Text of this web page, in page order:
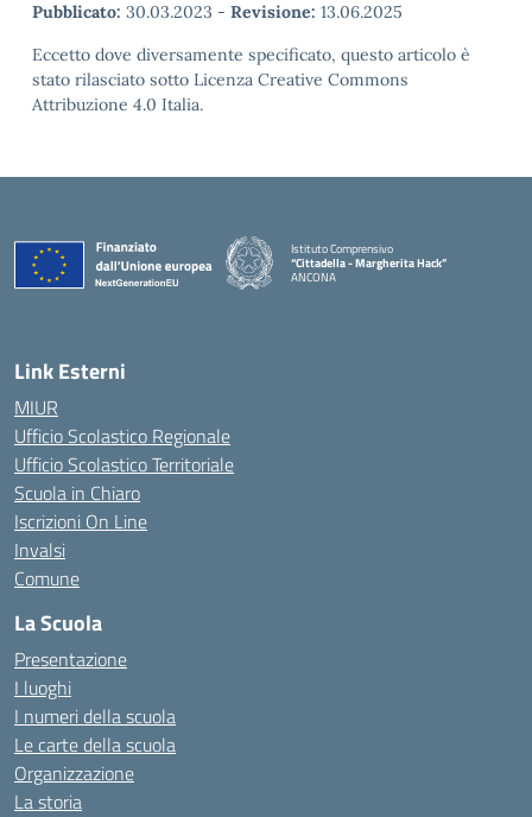
Pubblicato: 30.03.2023 - Revisione: 13.06.2025
Eccetto dove diversamente specificato, questo articolo è
stato rilasciato sotto Licenza Creative Commons
Attribuzione 4.0 Italia.
Istituto Comprensivo
“Cittadella - Margherita Hack”
ANCONA
Link Esterni
MIUR
Ufficio Scolastico Regionale
Ufficio Scolastico Territoriale
Scuola in Chiaro
Iscrizioni On Line
Invalsi
Comune
La Scuola
Presentazione
I luoghi
I numeri della scuola
Le carte della scuola
Organizzazione
La storia